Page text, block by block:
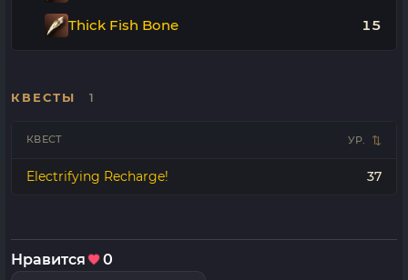
Thick Fish Bone 15
КВЕСТЫ 1
КВЕСТ УР.
Electrifying Recharge! 37
Нравится 0